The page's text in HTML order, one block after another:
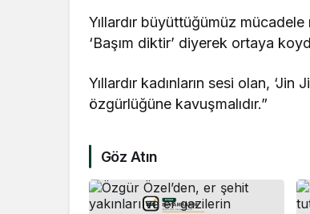
Yıllardır büyüttüğümüz
‘Başım diktir’ diyerek ortaya
Yıllardır kadınların sesi olan,
özgürlüğüne kavuşmalıdır.”
Göz Atın